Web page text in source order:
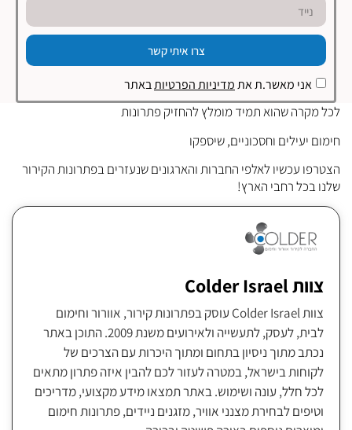
אני מאשר.ת אתמדיניות הפרטיותבאתר
צרו איתי קשר
לכל מקרה שהוא תמיד מומלץ להחזיק פתרונות
חימום יעילים וחסכוניים, שיספקו
הצטרפו עכשיו לאלפי החברות והארגונים שנעזרים בפתרונות הקירור
שלנו בכל רחבי הארץ!
צוות Colder Israel
צוות Colder Israel עוסק בפתרונות קירור, אוורור וחימום
לבית, לעסק, לתעשייה ולאירועים משנת 2009. התוכן באתר
נכתב מתוך ניסיון בתחום ומתוך היכרות עם הצרכים של
לקוחות בישראל, במטרה לעזור לכם להבין איזה פתרון מתאים
לכל חלל, עונה ושימוש. באתר תמצאו מידע מקצועי, מדריכים
וטיפים לבחירת מצנני אוויר, מזגנים ניידים, פתרונות חימום